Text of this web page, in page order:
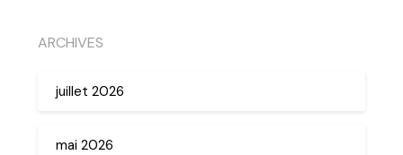
ARCHIVES
juillet 2026
mai 2026